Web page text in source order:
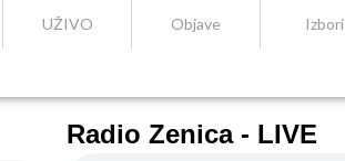
UŽIVO Objave Izbori
Radio Zenica - LIVE